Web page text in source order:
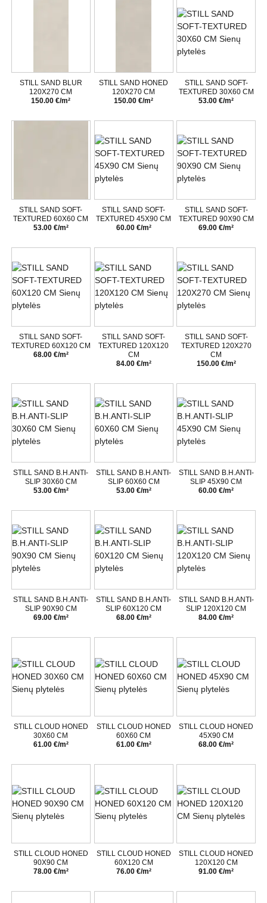
STILL SAND BLUR
120X270 CM
150.00 €/m²
STILL SAND HONED
120X270 CM
150.00 €/m²
STILL SAND SOFT-
TEXTURED 30X60 CM
53.00 €/m²
STILL SAND SOFT-
TEXTURED 60X60 CM
53.00 €/m²
STILL SAND SOFT-
TEXTURED 45X90 CM
60.00 €/m²
STILL SAND SOFT-
TEXTURED 90X90 CM
69.00 €/m²
STILL SAND SOFT-
TEXTURED 60X120 CM
68.00 €/m²
STILL SAND SOFT-
TEXTURED 120X120
CM
84.00 €/m²
STILL SAND SOFT-
TEXTURED 120X270
CM
150.00 €/m²
STILL SAND B.H.ANTI-
SLIP 30X60 CM
53.00 €/m²
STILL SAND B.H.ANTI-
SLIP 60X60 CM
53.00 €/m²
STILL SAND B.H.ANTI-
SLIP 45X90 CM
60.00 €/m²
STILL SAND B.H.ANTI-
SLIP 90X90 CM
69.00 €/m²
STILL SAND B.H.ANTI-
SLIP 60X120 CM
68.00 €/m²
STILL SAND B.H.ANTI-
SLIP 120X120 CM
84.00 €/m²
STILL CLOUD HONED
30X60 CM
61.00 €/m²
STILL CLOUD HONED
60X60 CM
61.00 €/m²
STILL CLOUD HONED
45X90 CM
68.00 €/m²
STILL CLOUD HONED
90X90 CM
78.00 €/m²
STILL CLOUD HONED
60X120 CM
76.00 €/m²
STILL CLOUD HONED
120X120 CM
91.00 €/m²